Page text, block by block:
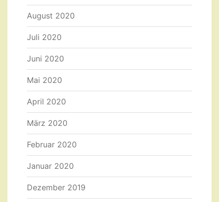
August 2020
Juli 2020
Juni 2020
Mai 2020
April 2020
März 2020
Februar 2020
Januar 2020
Dezember 2019